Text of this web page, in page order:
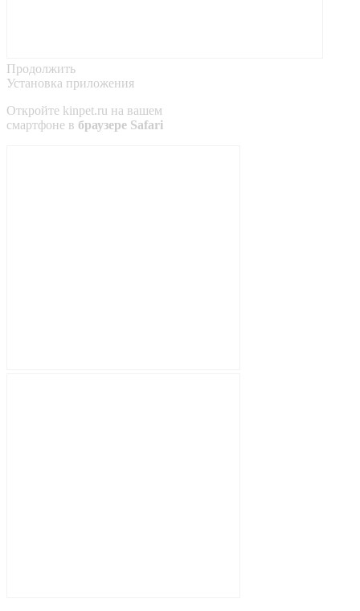
Продолжить
Установка приложения
Откройте kinpet.ru на вашем
смартфоне в браузере Safari